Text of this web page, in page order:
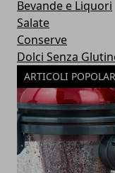
Bevande e Liquori
Salate
Conserve
Dolci Senza
ARTICOLI